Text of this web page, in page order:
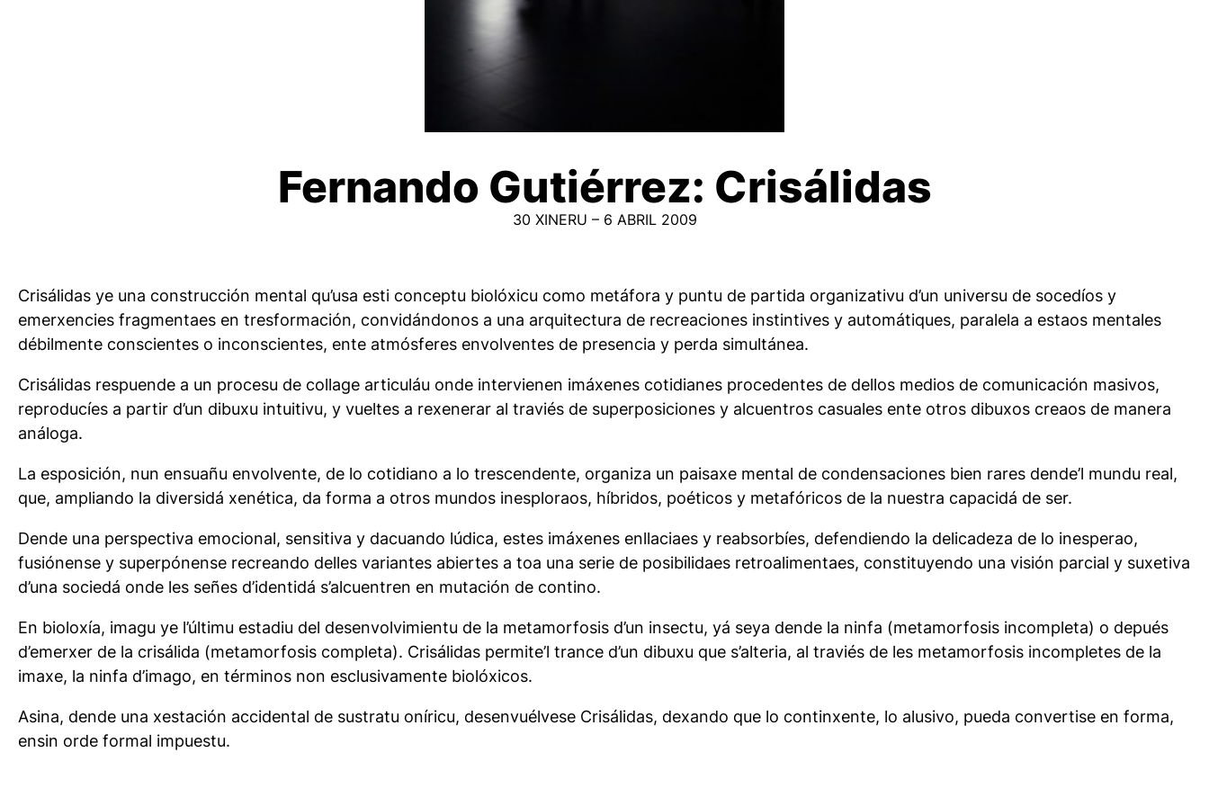
Fernando Gutiérrez: Crisálidas
30 XINERU – 6 ABRIL 2009
Crisálidas ye una construcción mental qu’usa esti conceptu biolóxicu como metáfora y puntu de partida organizativu d’un universu de socedíos y
emerxencies fragmentaes en tresformación, convidándonos a una arquitectura de recreaciones instintives y automátiques, paralela a estaos mentales
débilmente conscientes o inconscientes, ente atmósferes envolventes de presencia y perda simultánea.
Crisálidas respuende a un procesu de collage articuláu onde intervienen imáxenes cotidianes procedentes de dellos medios de comunicación masivos,
reproducíes a partir d’un dibuxu intuitivu, y vueltes a rexenerar al traviés de superposiciones y alcuentros casuales ente otros dibuxos creaos de manera
análoga.
La esposición, nun ensuañu envolvente, de lo cotidiano a lo trescendente, organiza un paisaxe mental de condensaciones bien rares dende’l mundu real,
que, ampliando la diversidá xenética, da forma a otros mundos inesploraos, híbridos, poéticos y metafóricos de la nuestra capacidá de ser.
Dende una perspectiva emocional, sensitiva y dacuando lúdica, estes imáxenes enllaciaes y reabsorbíes, defendiendo la delicadeza de lo inesperao,
fusiónense y superpónense recreando delles variantes abiertes a toa una serie de posibilidaes retroalimentaes, constituyendo una visión parcial y suxetiva
d’una sociedá onde les señes d’identidá s’alcuentren en mutación de contino.
En bioloxía, imagu ye l’últimu estadiu del desenvolvimientu de la metamorfosis d’un insectu, yá seya dende la ninfa (metamorfosis incompleta) o depués
d’emerxer de la crisálida (metamorfosis completa). Crisálidas permite’l trance d’un dibuxu que s’alteria, al traviés de les metamorfosis incompletes de la
imaxe, la ninfa d’imago, en términos non esclusivamente biolóxicos.
Asina, dende una xestación accidental de sustratu oníricu, desenvuélvese Crisálidas, dexando que lo continxente, lo alusivo, pueda convertise en forma,
ensin orde formal impuestu.